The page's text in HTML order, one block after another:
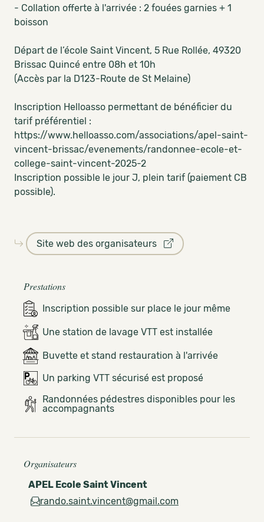
- Collation offerte à l'arrivée : 2 fouées garnies + 1
boisson
Départ de l’école Saint Vincent, 5 Rue Rollée, 49320
Brissac Quincé entre 08h et 10h
(Accès par la D123-Route de St Melaine)
Inscription Helloasso permettant de bénéficier du
tarif préférentiel :
https://www.helloasso.com/associations/apel-saint-
vincent-brissac/evenements/randonnee-ecole-et-
college-saint-vincent-2025-2
Inscription possible le jour J, plein tarif (paiement CB
possible).
Site web des organisateurs
Prestations
Inscription possible sur place le jour même
Une station de lavage VTT est installée
Buvette et stand restauration à l'arrivée
Un parking VTT sécurisé est proposé
Randonnées pédestres disponibles pour les
accompagnants
Organisateurs
APEL Ecole Saint Vincent
rando.saint.vincent@gmail.com